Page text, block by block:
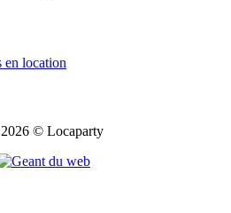
en location
2026 © Locaparty